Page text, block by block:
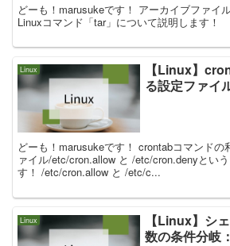
どーも！marusukeです！ アーカイブファイ
Linuxコマンド「tar」について説明します！
Linux
【Linux】
る設定ファイ
どーも！marusukeです！ crontabコマンドの
ァイル/etc/cron.allow と /etc/cron.denyとい
す！ /etc/cron.allow と /etc/c...
Linux
【Linux】シ
数の条件分岐